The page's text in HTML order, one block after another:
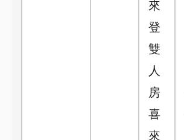
來
登
雙
人
房
喜
來